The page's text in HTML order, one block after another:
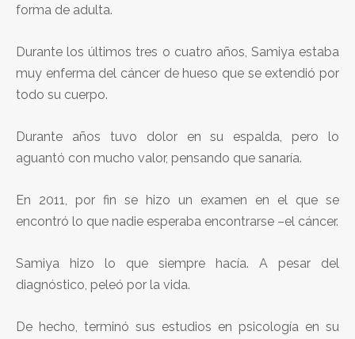
forma de adulta.
Durante los últimos tres o cuatro años, Samiya estaba
muy enferma del cáncer de hueso que se extendió por
todo su cuerpo.
Durante años tuvo dolor en su espalda, pero lo
aguantó con mucho valor, pensando que sanaría.
En 2011, por fin se hizo un examen en el que se
encontró lo que nadie esperaba encontrarse –el cáncer.
Samiya hizo lo que siempre hacía. A pesar del
diagnóstico, peleó por la vida.
De hecho, terminó sus estudios en psicología en su